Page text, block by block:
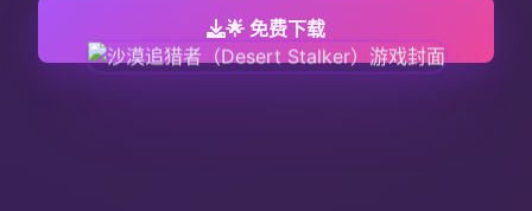
🌟 免费下载